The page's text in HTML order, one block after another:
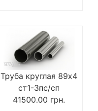
Труба круглая 89х4
ст1-3пс/сп
41500.00 грн.